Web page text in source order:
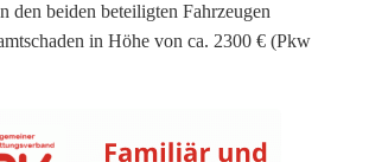
den beiden beteiligten Fahrzeugen
in Höhe von ca. 2300 € (Pkw